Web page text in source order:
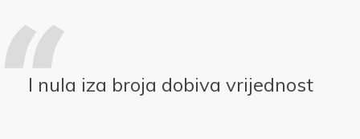
I nula iza broja dobiva vrijednost